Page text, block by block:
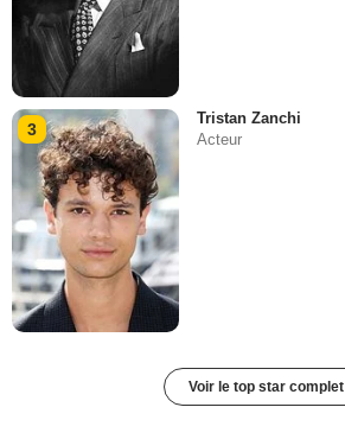
3
Tristan Zanchi
Acteur
Voir le top star complet